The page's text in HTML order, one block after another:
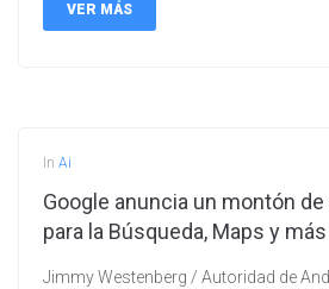
VER MÁS
In Ai
Google anuncia un montón
para la Búsqueda, Maps y más
Jimmy Westenberg / Autoridad de